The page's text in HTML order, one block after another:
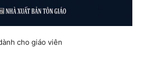
cho giáo viên